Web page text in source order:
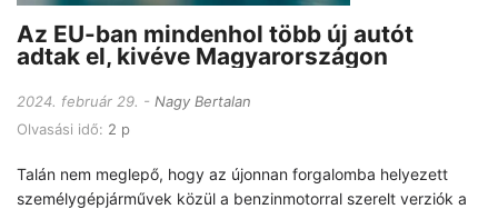
Az EU-ban mindenhol több új autót
adtak el, kivéve Magyarországon
2024. február 29.
Nagy Bertalan
Olvasási idő: 2 p
Talán nem meglepő, hogy az újonnan forgalomba helyezett
személygépjárművek közül a benzinmotorral szerelt verziók a